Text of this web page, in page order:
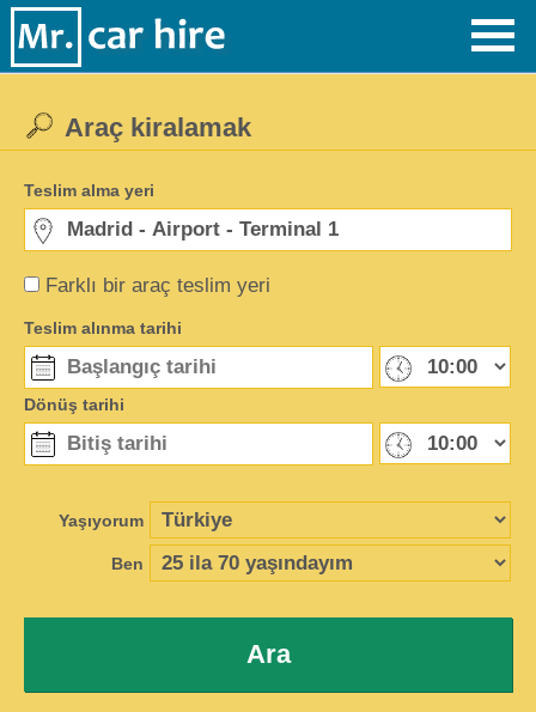
Farklı bir araç teslim yeri
Araç kiralamak
Teslim alma yeri
Teslim alınma tarihi
Dönüş tarihi
Yaşıyorum
Ben
Ara